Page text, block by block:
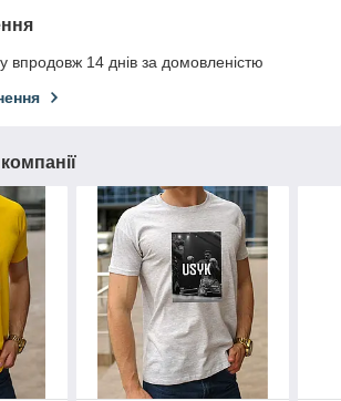
впродовж 14 днів за домовленістю